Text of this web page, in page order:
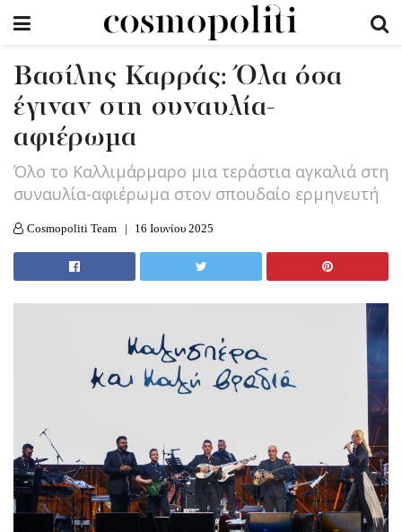
Βασίλης Καρράς: Όλα όσα
έγιναν στη συναυλία-
αφιέρωμα
Όλο το Καλλιμάρμαρο μια τεράστια αγκαλιά στη
συναυλία-αφιέρωμα στον σπουδαίο ερμηνευτή
Cosmopoliti Team 16 Ιουνίου 2025